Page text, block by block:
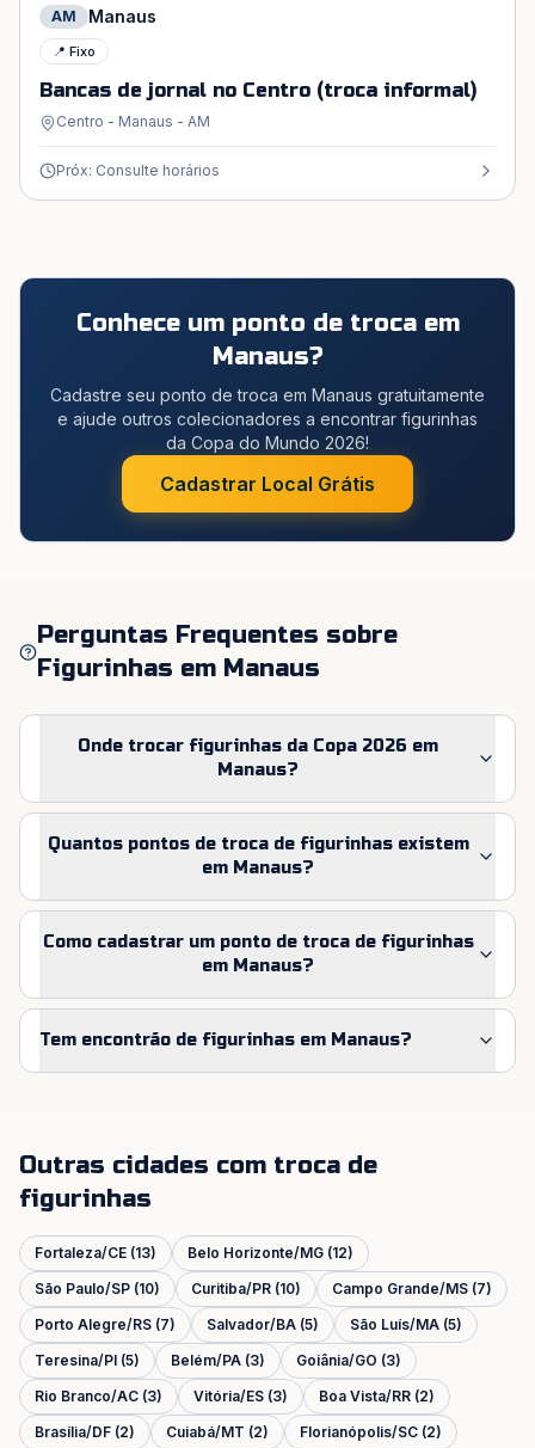
AM Manaus
📍 Fixo
Bancas de jornal no Centro (troca informal)
Centro - Manaus - AM
Próx: Consulte horários
Conhece um ponto de troca em
Manaus?
Cadastre seu ponto de troca em Manaus gratuitamente
e ajude outros colecionadores a encontrar figurinhas
da Copa do Mundo 2026!
Cadastrar Local Grátis
Perguntas Frequentes sobre
Figurinhas em Manaus
Onde trocar figurinhas da Copa 2026 em
Manaus?
Quantos pontos de troca de figurinhas existem
em Manaus?
Como cadastrar um ponto de troca de figurinhas
em Manaus?
Tem encontrão de figurinhas em Manaus?
Outras cidades com troca de
figurinhas
Fortaleza/CE (13) Belo Horizonte/MG (12)
São Paulo/SP (10) Curitiba/PR (10) Campo Grande/MS (7)
Porto Alegre/RS (7) Salvador/BA (5) São Luís/MA (5)
Teresina/PI (5) Belém/PA (3) Goiânia/GO (3)
Rio Branco/AC (3) Vitória/ES (3) Boa Vista/RR (2)
Brasília/DF (2) Cuiabá/MT (2) Florianópolis/SC (2)